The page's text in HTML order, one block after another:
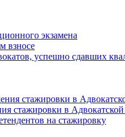
экзамена
взносе
успешно сдавших
стажировки в
стажировки в Адвокатской
на стажировку